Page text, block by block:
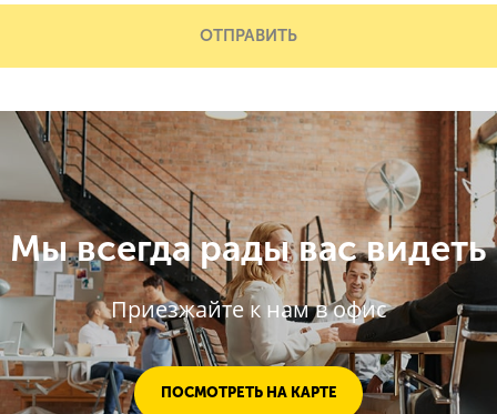
ОТПРАВИТЬ
Мы всегда рады вас видеть
Приезжайте к нам в офис
ПОСМОТРЕТЬ НА КАРТЕ